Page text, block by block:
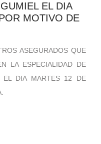
EL DIA
MOTIVO DE
ASEGURADOS QUE
LA ESPECIALIDAD DE
EL DIA MARTES 12 DE